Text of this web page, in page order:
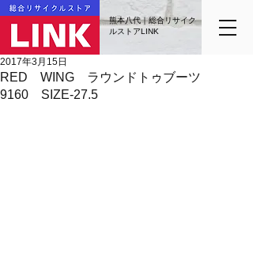
熊本八代｜総合リサイク
ルストアLINK
RED WING ラウンドトゥブーツ
9160 SIZE-27.5
2017年3月15日